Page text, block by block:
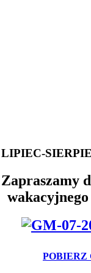
LIPIEC-
Zapraszamy
POBIERZ